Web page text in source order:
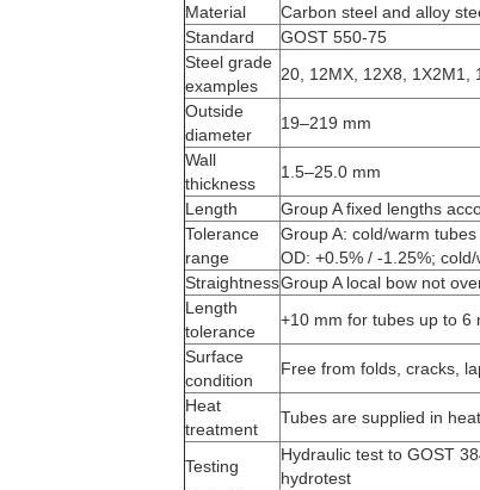
Material
Carbon steel and alloy
Standard
GOST 550-75
Steel grade
examples
20, 12МХ, 12Х8, 1Х2М1,
Outside
diameter
19–219 mm
Wall
thickness
1.5–25.0 mm
Length
Group A fixed lengths
Tolerance
range
Group A: cold/warm
OD: +0.5% / -1.25%;
StraightnessGroup A local bow not
Length
tolerance
+10 mm for tubes up to 6
Surface
condition
Free from folds, cracks,
Heat
treatment
Tubes are supplied in
Testing
Hydraulic test to GOST
hydrotest